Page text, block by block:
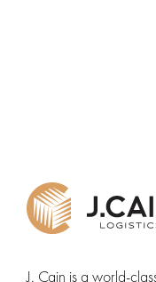
J. Cain is a world-